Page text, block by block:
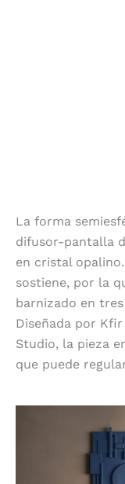
La forma
difusor-pantalla
en cristal
sostiene, por la
barnizado en
Diseñada por
Studio, la pieza
que puede